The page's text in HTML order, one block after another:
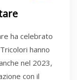
ha celebrato
hanno
nel 2023,
con il